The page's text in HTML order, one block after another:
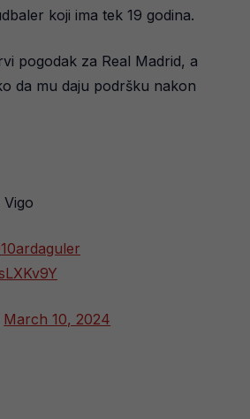
koji ima tek 19 godina.
pogodak za Real Madrid, a
da mu daju podršku nakon
March 10, 2024